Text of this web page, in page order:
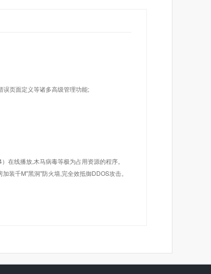
页面定义等诸多高级管理功能;
在线播放,木马病毒等极为占用资源的程序。
装千M"黑洞"防火墙,完全效抵御DDOS攻击。